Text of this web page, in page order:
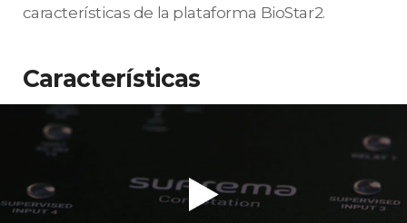
características de la plataforma BioStar2.
Características